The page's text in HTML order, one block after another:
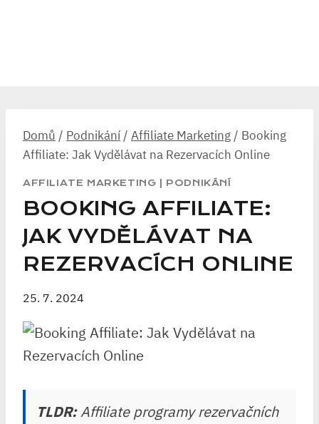
Domů / Podnikání / Affiliate Marketing / Booking
Affiliate: Jak Vydělávat na Rezervacích Online
AFFILIATE MARKETING PODNIKÁNÍ
BOOKING AFFILIATE:
JAK VYDĚLÁVAT NA
REZERVACÍCH ONLINE
25. 7. 2024
TLDR:Affiliate programy rezervačních